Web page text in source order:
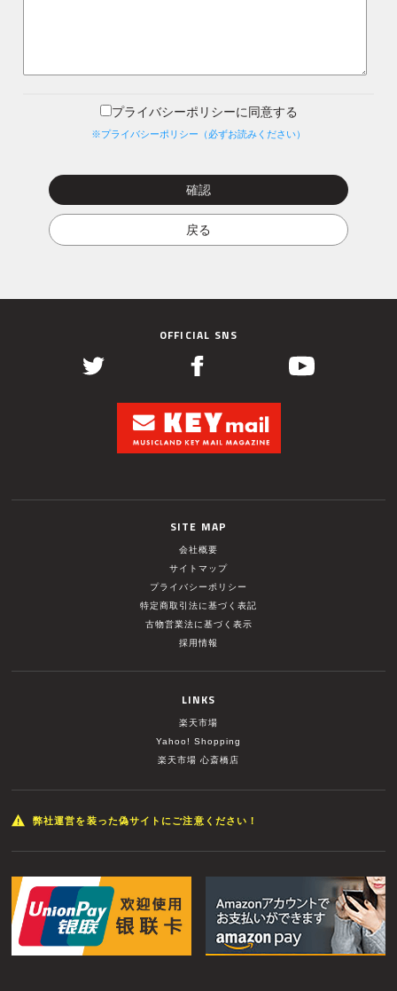
プライバシーポリシーに同意する
※プライバシーポリシー（必ずお読みください）
OFFICIAL SNS
SITE MAP
会社概要
サイトマップ
プライバシーポリシー
特定商取引法に基づく表記
古物営業法に基づく表示
採用情報
LINKS
楽天市場
Yahoo! Shopping
楽天市場 心斎橋店
弊社運営を装った偽サイトにご注意ください！